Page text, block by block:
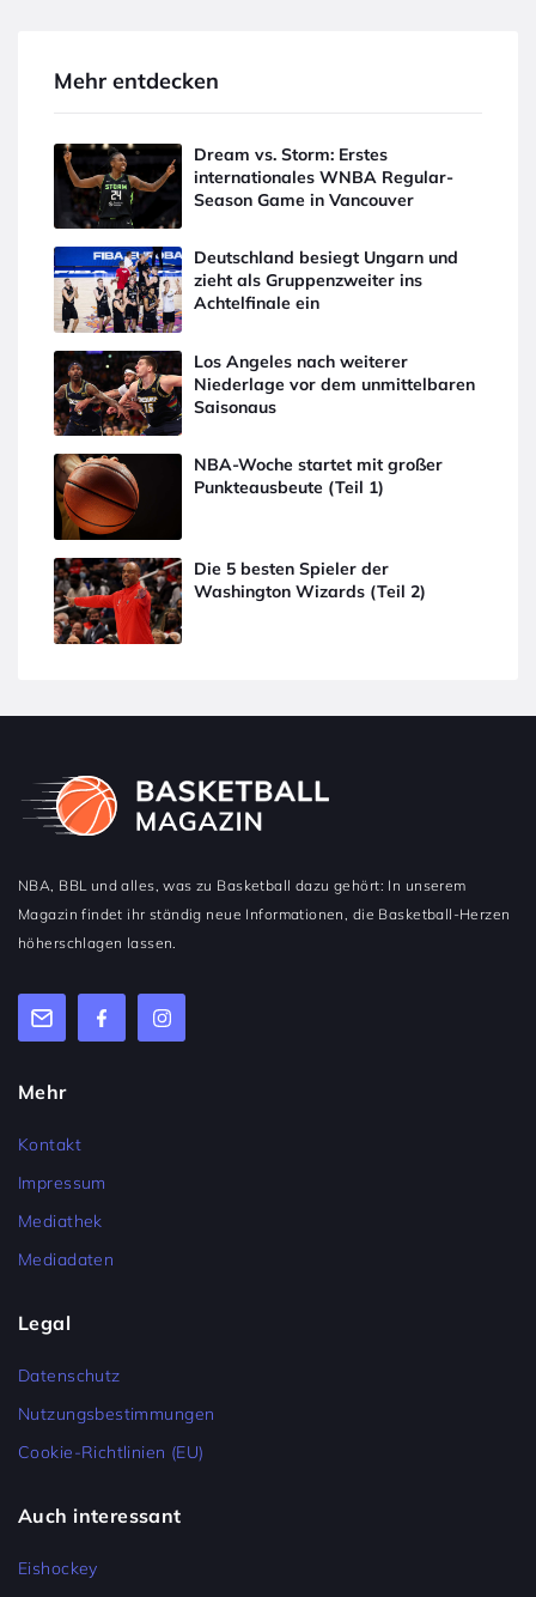
Mehr entdecken
Dream vs. Storm: Erstes
internationales WNBA Regular-
Season Game in Vancouver
Deutschland besiegt Ungarn und
zieht als Gruppenzweiter ins
Achtelfinale ein
Los Angeles nach weiterer
Niederlage vor dem unmittelbaren
Saisonaus
NBA-Woche startet mit großer
Punkteausbeute (Teil 1)
Die 5 besten Spieler der
Washington Wizards (Teil 2)
NBA, BBL und alles, was zu Basketball dazu gehört: In unserem
Magazin findet ihr ständig neue Informationen, die Basketball-Herzen
höherschlagen lassen.
Mehr
Kontakt
Impressum
Mediathek
Mediadaten
Legal
Datenschutz
Nutzungsbestimmungen
Cookie-Richtlinien (EU)
Auch interessant
Eishockey